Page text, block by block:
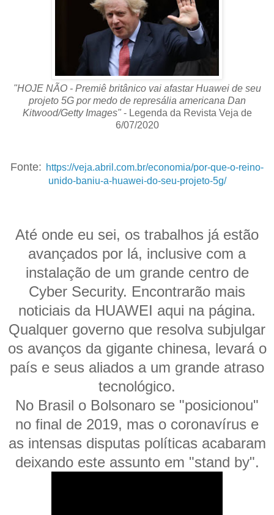
"HOJE NÃO - Premiê britânico vai afastar Huawei de seu
projeto 5G por medo de represália americana Dan
Kitwood/Getty Images"- Legenda da Revista Veja de
6/07/2020
Fonte: https://veja.abril.com.br/economia/por-que-o-reino-
unido-baniu-a-huawei-do-seu-projeto-5g/
Até onde eu sei, os trabalhos já estão
avançados por lá, inclusive com a
instalação de um grande centro de
Cyber Security. Encontrarão mais
noticiais da HUAWEI aqui na página.
Qualquer governo que resolva subjulgar
os avanços da gigante chinesa, levará o
país e seus aliados a um grande atraso
tecnológico.
No Brasil o Bolsonaro se "posicionou"
no final de 2019, mas o coronavírus e
as intensas disputas políticas acabaram
deixando este assunto em "stand by".